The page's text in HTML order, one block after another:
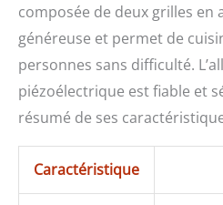
composée de deux grilles en
généreuse et permet de
personnes sans difficulté.
piézoélectrique est fiable et
résumé de ses
Caractéristique